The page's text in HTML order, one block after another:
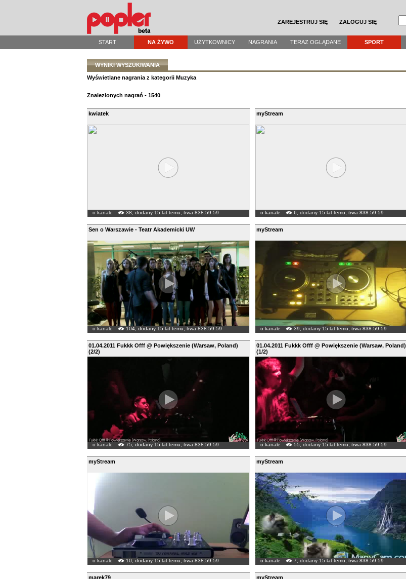
ZAREJESTRUJ SIĘ ZALOGUJ SIĘ
START NA ŻYWO UŻYTKOWNICY NAGRANIA TERAZ OGLĄDANE SPORT
WYNIKI WYSZUKIWANIA
Wyświetlane nagrania z kategorii Muzyka
Znalezionych nagrań - 1540
kwiatek
o kanale 38, dodany 15 lat temu, trwa 838:59:59
myStream
o kanale 6, dodany 15 lat temu, trwa 838:59:59
Sen o Warszawie - Teatr Akademicki UW
o kanale 104, dodany 15 lat temu, trwa 838:59:59
myStream
o kanale 39, dodany 15 lat temu, trwa 838:59:59
01.04.2011 Fukkk Offf @ Powiększenie (Warsaw, Poland)
(2/2)
o kanale 75, dodany 15 lat temu, trwa 838:59:59
01.04.2011 Fukkk Offf @ Powiększenie (Warsaw, Poland)
(1/2)
o kanale 55, dodany 15 lat temu, trwa 838:59:59
myStream
o kanale 10, dodany 15 lat temu, trwa 838:59:59
myStream
o kanale 7, dodany 15 lat temu, trwa 838:59:59
marek79 myStream